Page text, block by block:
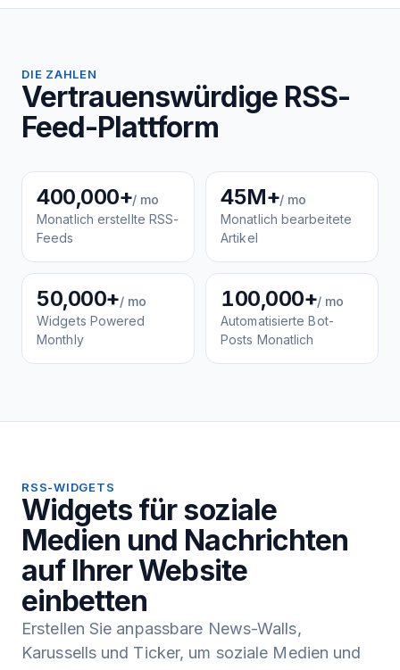
DIE ZAHLEN
Vertrauenswürdige RSS-
Feed-Plattform
400,000+/ mo
Monatlich erstellte RSS-
Feeds
45M+/ mo
Monatlich bearbeitete
Artikel
50,000+/ mo
Widgets Powered
Monthly
100,000+/ mo
Automatisierte Bot-
Posts Monatlich
RSS-WIDGETS
Widgets für soziale
Medien und Nachrichten
auf Ihrer Website
einbetten
Erstellen Sie anpassbare News-Walls,
Karussells und Ticker, um soziale Medien und